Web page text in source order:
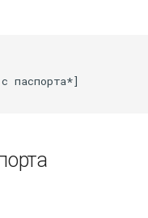
паспорта*]